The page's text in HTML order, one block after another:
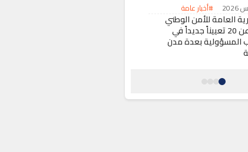
#أخبار عامة
العامة للأمن الوطني
تعلن عن 20 تعييناً جديداً في
المسؤولية بعدة مدن
كهربائي بمدخل ممر
والسياح